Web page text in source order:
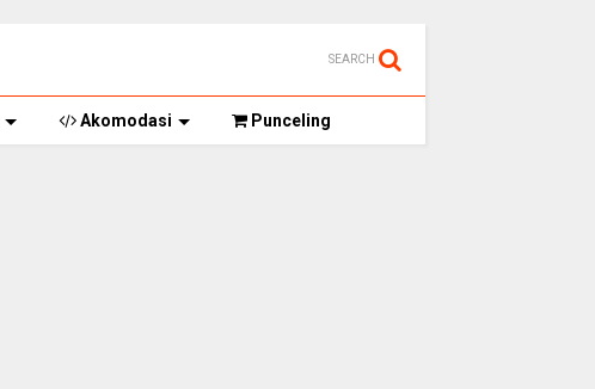
SEARCH
Akomodasi Punceling